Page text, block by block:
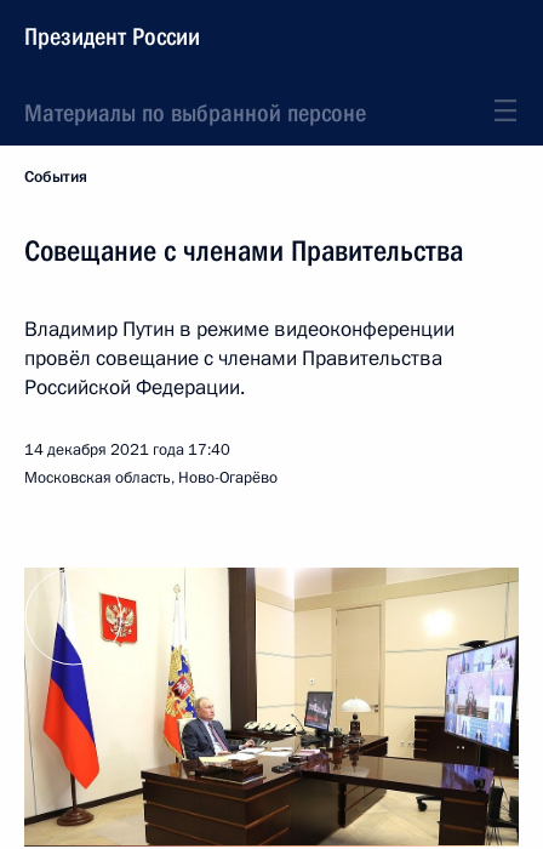
Президент России
Материалы по выбранной персоне
События
Совещание с членами Правительства
Владимир Путин в режиме видеоконференции
провёл совещание с членами Правительства
Российской Федерации.
14 декабря 2021 года 17:40
Московская область, Ново-Огарёво